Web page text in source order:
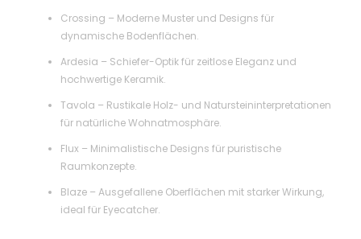
Crossing – Moderne Muster und Designs für
dynamische Bodenflächen.
Ardesia – Schiefer-Optik für zeitlose Eleganz und
hochwertige Keramik.
Tavola – Rustikale Holz- und Natursteininterpretationen
für natürliche Wohnatmosphäre.
Flux – Minimalistische Designs für puristische
Raumkonzepte.
Blaze – Ausgefallene Oberflächen mit starker Wirkung,
ideal für Eyecatcher.